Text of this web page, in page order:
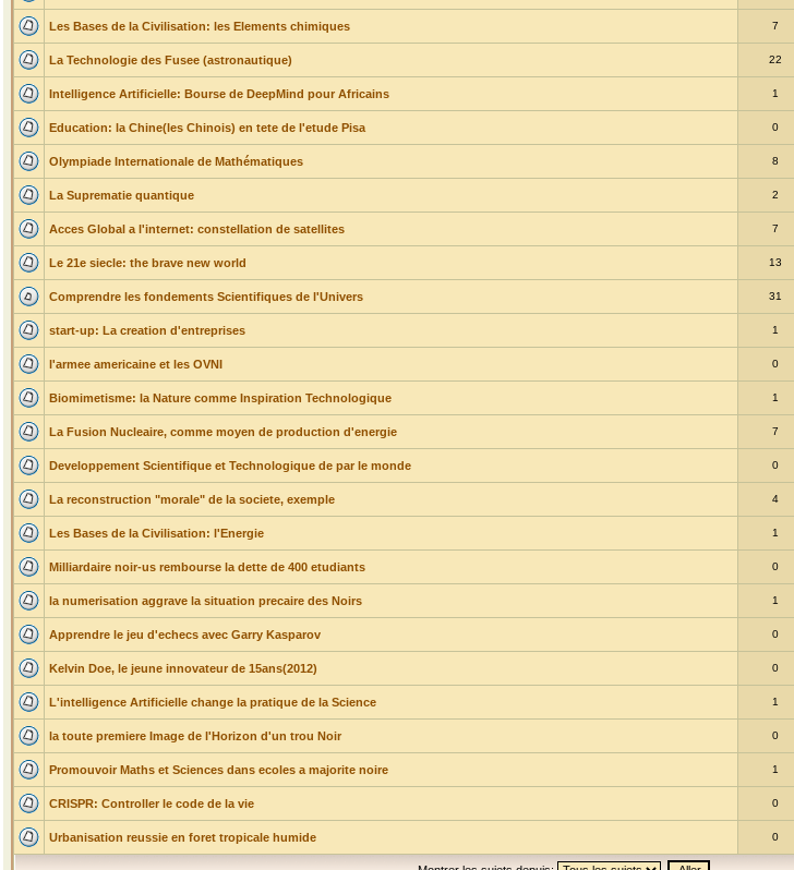
Les Bases de la Civilisation: les Elements chimiques 7
La Technologie des Fusee (astronautique) 22
Intelligence Artificielle: Bourse de DeepMind pour Africains 1
Education: la Chine(les Chinois) en tete de l'etude Pisa 0
Olympiade Internationale de Mathématiques 8
La Suprematie quantique 2
Acces Global a l'internet: constellation de satellites 7
Le 21e siecle: the brave new world 13
Comprendre les fondements Scientifiques de l'Univers 31
start-up: La creation d'entreprises 1
l'armee americaine et les OVNI 0
Biomimetisme: la Nature comme Inspiration Technologique 1
La Fusion Nucleaire, comme moyen de production d'energie 7
Developpement Scientifique et Technologique de par le monde 0
La reconstruction "morale" de la societe, exemple 4
Les Bases de la Civilisation: l'Energie 1
Milliardaire noir-us rembourse la dette de 400 etudiants 0
la numerisation aggrave la situation precaire des Noirs 1
Apprendre le jeu d'echecs avec Garry Kasparov 0
Kelvin Doe, le jeune innovateur de 15ans(2012) 0
L'intelligence Artificielle change la pratique de la Science 1
la toute premiere Image de l'Horizon d'un trou Noir 0
Promouvoir Maths et Sciences dans ecoles a majorite noire 1
CRISPR: Controller le code de la vie 0
Urbanisation reussie en foret tropicale humide 0